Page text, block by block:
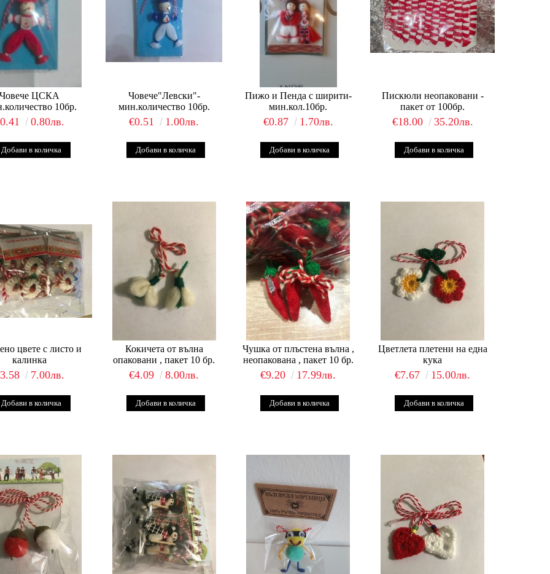
Човече ЦСКА
10бр.
0.80лв.
Човече"Левски"-
мин.количество 10бр.
€0.51 1.00лв.
Пижо и Пенда с ширити-
мин.кол.10бр.
€0.87 1.70лв.
Пискюли неопаковани -
пакет от 100бр.
€18.00 35.20лв.
цвете с листо и
калинка
7.00лв.
Кокичета от вълна
опаковани , пакет 10 бр.
€4.09 8.00лв.
Чушка от плъстена вълна ,
неопакована , пакет 10 бр.
€9.20 17.99лв.
Цветлета плетени на една
кука
€7.67 15.00лв.